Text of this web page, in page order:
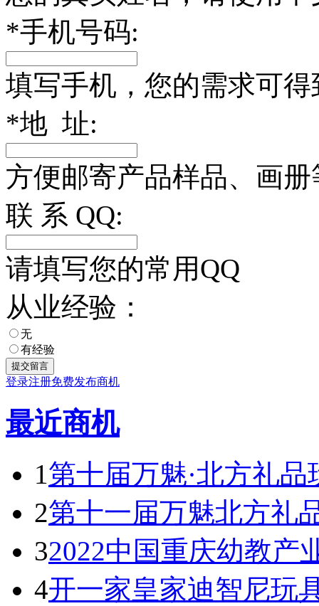
*手机号码:
填写手机，您的需求可
*地 址:
方便邮寄产品样品、画
联 系 QQ:
请填写您的常用QQ
从业经验：
无
有经验
登录注册免费发布商机
最近商机
1第十届万魅·北方礼
2第十一届万魅北方礼
32022中国重庆幼教产
4开一家皇家迪智尼玩